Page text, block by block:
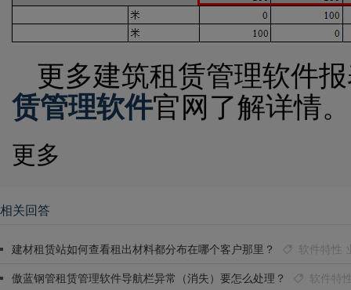
更多建筑租赁管理软件
赁管理软件官网了解详情
更多
相关回答
建材租赁站如何查看租出材料都分布在哪个客户那里？ 软件特性
傲蓝钢管租赁管理软件导航栏异常（消失）要怎么处理？ 软件特